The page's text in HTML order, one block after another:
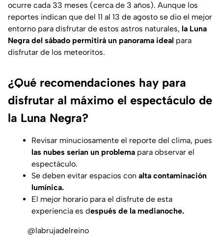
ocurre cada 33 meses (cerca de 3 años). Aunque los
reportes indican que del 11 al 13 de agosto se dio el mejor
entorno para disfrutar de estos astros naturales, la Luna
Negra del sábado permitirá un panorama ideal para
disfrutar de los meteoritos.
¿Qué recomendaciones hay para
disfrutar al máximo el espectáculo de
la Luna Negra?
Revisar minuciosamente el reporte del clima, pues
las nubes serían un problema para observar el
espectáculo.
Se deben evitar espacios con alta contaminación
lumínica.
El mejor horario para el disfrute de esta
experiencia es después de la medianoche.
@labrujadelreino